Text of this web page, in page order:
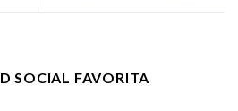
SOCIAL FAVORITA